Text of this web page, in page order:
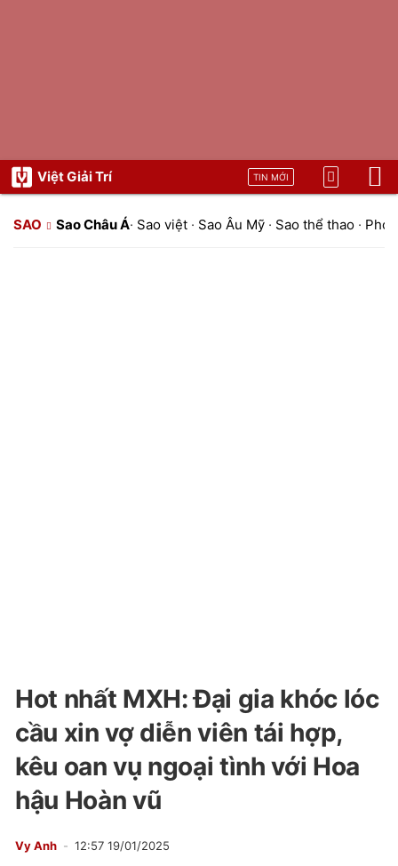
Việt Giải Trí TIN MỚI
SAO Sao Châu Á· Sao việt · Sao Âu Mỹ · Sao thể thao ·
Hot nhất MXH: Đại gia khóc lóc
cầu xin vợ diễn viên tái hợp,
kêu oan vụ ngoại tình với Hoa
hậu Hoàn vũ
Vy Anh 12:57 19/01/2025